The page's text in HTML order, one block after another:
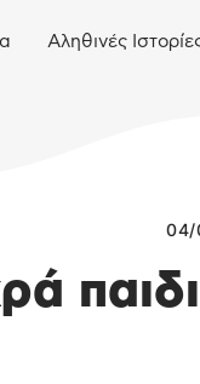
Αληθινές
04/